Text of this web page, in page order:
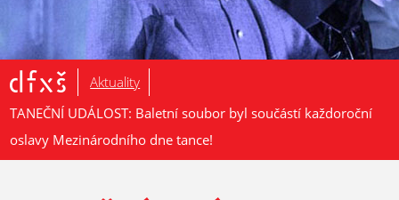
Aktuality
TANEČNÍ UDÁLOST: Baletní soubor byl součástí každoroční
oslavy Mezinárodního dne tance!